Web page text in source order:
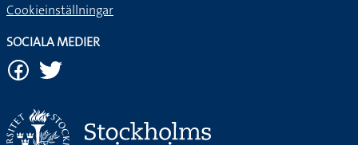
Cookieinställningar
SOCIALA MEDIER